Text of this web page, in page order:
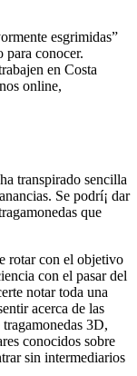
esgrimidas”
para conocer.
en Costa
online,
transpirado sencilla
Se podrí¡ dar
que
rotar con el objetivo
con el pasar del
notar toda una
acerca de las
3D,
conocidos sobre
sin intermediarios